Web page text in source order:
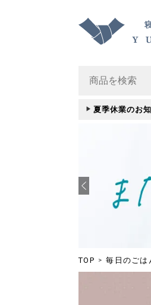
夏季休業のお
TOP 毎日のごは